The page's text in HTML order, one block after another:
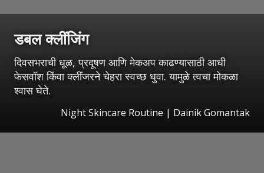
डबल क्लींजिंग
दिवसभराची धूळ, प्रदूषण आणि मेकअप काढण्यासाठी आधी
फेसवॉश किंवा क्लींजरने चेहरा स्वच्छ धुवा. यामुळे त्वचा मोकळा
श्वास घेते.
Night Skincare Routine | Dainik Gomantak